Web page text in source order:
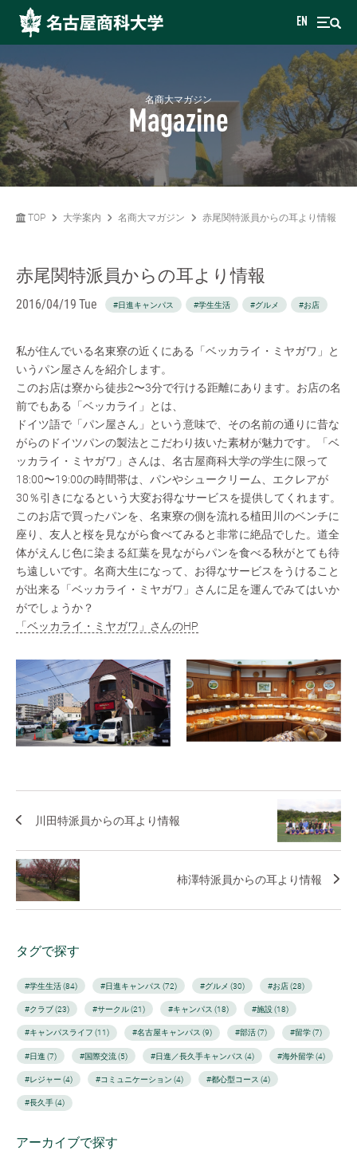
EN
名商大マガジン
Magazine
TOP 大学案内 名商大マガジン 赤尾関特派員からの耳より情報
赤尾関特派員からの耳より情報
2016/04/19 Tue #日進キャンパス #学生生活 #グルメ #お店
私が住んでいる名東寮の近くにある「ベッカライ・ミヤガワ」と
いうパン屋さんを紹介します。
このお店は寮から徒歩2〜3分で行ける距離にあります。お店の名
前でもある「ベッカライ」とは、
ドイツ語で「パン屋さん」という意味で、その名前の通りに昔な
がらのドイツパンの製法とこだわり抜いた素材が魅力です。「ベ
ッカライ・ミヤガワ」さんは、名古屋商科大学の学生に限って
18:00〜19:00の時間帯は、パンやシュークリーム、エクレアが
30％引きになるという大変お得なサービスを提供してくれます。
このお店で買ったパンを、名東寮の側を流れる植田川のベンチに
座り、友人と桜を見ながら食べてみると非常に絶品でした。道全
体がえんじ色に染まる紅葉を見ながらパンを食べる秋がとても待
ち遠しいです。名商大生になって、お得なサービスをうけること
が出来る「ベッカライ・ミヤガワ」さんに足を運んでみてはいか
がでしょうか？
「ベッカライ・ミヤガワ」さんのHP
川田特派員からの耳より情報
柿澤特派員からの耳より情報
タグで探す
#学生生活 (84) #日進キャンパス (72) #グルメ (30) #お店 (28)
#クラブ (23) #サークル (21) #キャンパス (18) #施設 (18)
#キャンパスライフ (11) #名古屋キャンパス (9) #部活 (7) #留学 (7)
#日進 (7) #国際交流 (5) #日進／長久手キャンパス (4) #海外留学 (4)
#レジャー (4) #コミュニケーション (4) #都心型コース (4)
#長久手 (4)
アーカイブで探す